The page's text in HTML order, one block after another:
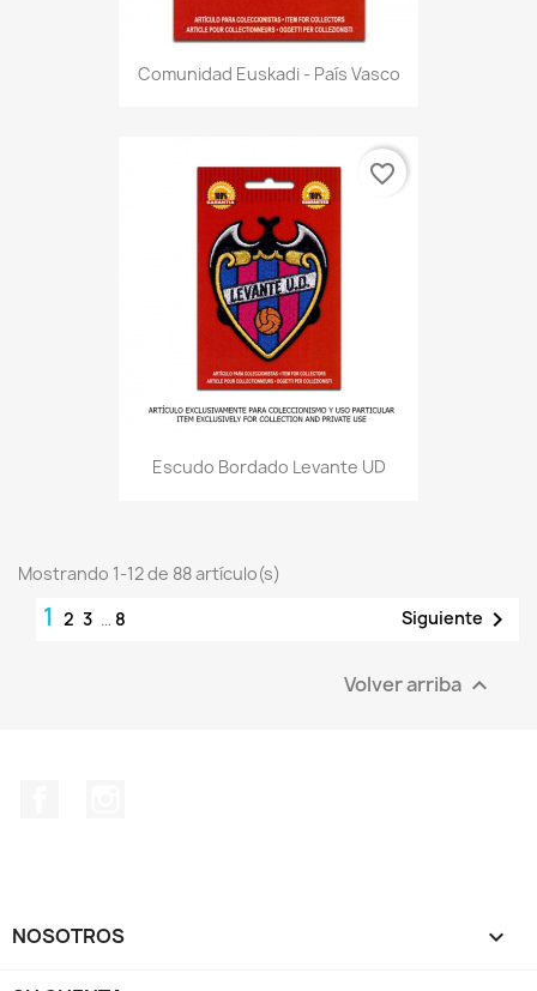
Comunidad Euskadi - País Vasco
Escudo Bordado Levante UD
favorite_border
Mostrando 1-12 de 88 artículo(s)
1 2 3 … 8 Siguiente 
Volver arriba 
NOSOTROS 